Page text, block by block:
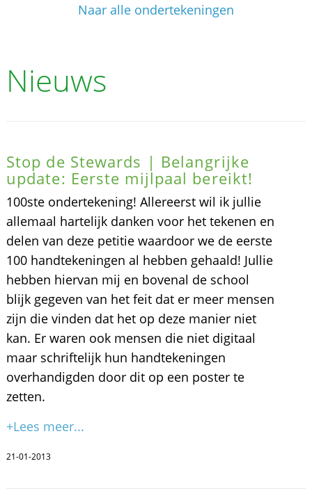
Naar alle ondertekeningen
Nieuws
Stop de Stewards | Belangrijke
update: Eerste mijlpaal bereikt!
100ste ondertekening! Allereerst wil ik jullie
allemaal hartelijk danken voor het tekenen en
delen van deze petitie waardoor we de eerste
100 handtekeningen al hebben gehaald! Jullie
hebben hiervan mij en bovenal de school
blijk gegeven van het feit dat er meer mensen
zijn die vinden dat het op deze manier niet
kan. Er waren ook mensen die niet digitaal
maar schriftelijk hun handtekeningen
overhandigden door dit op een poster te
zetten.
+Lees meer...
21-01-2013